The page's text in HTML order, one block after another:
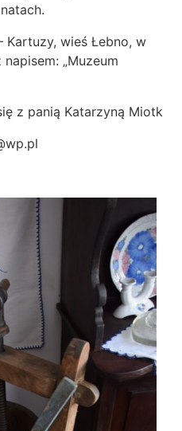
Kartuzy, wieś Łebno, w
„Muzeum
z panią Katarzyną Miotk